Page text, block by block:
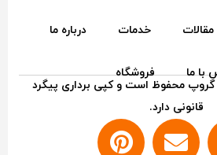
مقالات خدمات درباره ما
با ما
فروشگاه
گروپ محفوظ است و کپی برداری پیگرد
قانونی دارد.